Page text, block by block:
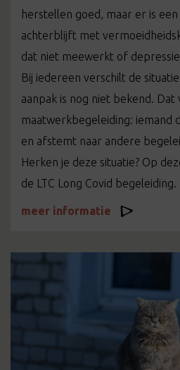
herstellen goed, maar er is
achterblijft met
dat niet meewerkt of
Bij iedereen verschilt de
aanpak is nog niet bekend. Dat
maatwerkbegeleiding: iemand
en afstemt naar andere
Herken je deze situatie? Op
de LTC Long Covid begeleiding.
meer informatie